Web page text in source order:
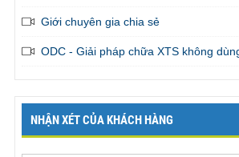
Giới chuyên gia chia sẻ
ODC - Giải pháp chữa XTS không
NHẬN XÉT CỦA KHÁCH HÀNG